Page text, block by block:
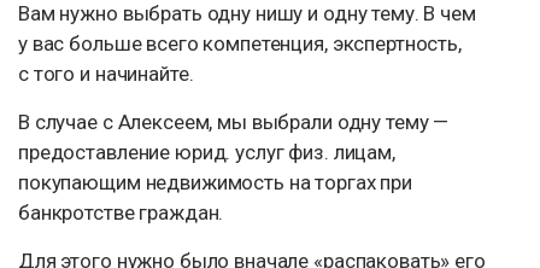
Вам нужно выбрать одну нишу и одну тему. В чем
у вас больше всего компетенция, экспертность,
с того и начинайте.
В случае с Алексеем, мы выбрали одну тему —
предоставление юрид. услуг физ. лицам,
покупающим недвижимость на торгах при
банкротстве граждан.
Для этого нужно было вначале «распаковать» его